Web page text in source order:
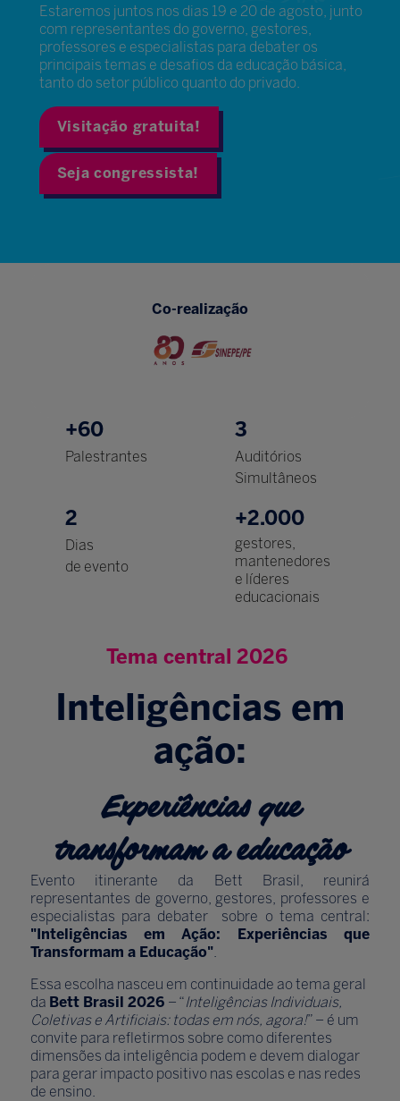
Estaremos juntos nos dias 19 e 20 de agosto, junto
com representantes do governo, gestores,
professores e especialistas para debater os
principais temas e desafios da educação básica,
tanto do setor público quanto do privado.
Visitação gratuita!
Seja congressista!
Co-realização
+60
Palestrantes
3
Auditórios
Simultâneos
2
Dias
de evento
+2.000
gestores,
mantenedores
e líderes
educacionais
Tema central 2026
Inteligências em
ação:
Experiências que
transformam a educação
Evento itinerante da Bett Brasil, reunirá
representantes de governo, gestores, professores e
especialistas para debater sobre o tema central:
"Inteligências em Ação: Experiências que
Transformam a Educação".
Essa escolha nasceu em continuidade ao tema geral
da Bett Brasil 2026 – “Inteligências Individuais,
Coletivas e Artificiais: todas em nós, agora!” – é um
convite para refletirmos sobre como diferentes
dimensões da inteligência podem e devem dialogar
para gerar impacto positivo nas escolas e nas redes
de ensino.